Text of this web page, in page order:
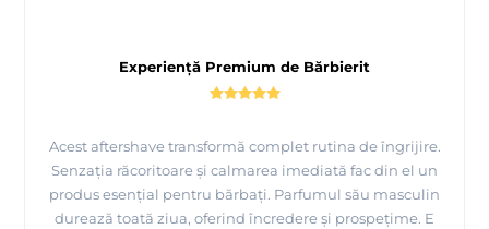
Experiență Premium de Bărbierit
Acest aftershave transformă complet rutina de îngrijire.
Senzația răcoritoare și calmarea imediată fac din el un
produs esențial pentru bărbați. Parfumul său masculin
durează toată ziua, oferind încredere și prospețime. E